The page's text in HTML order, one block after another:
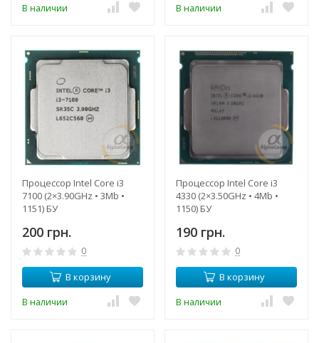
В наличии В наличии
Процессор Intel Core i3
7100 (2×3.90GHz • 3Mb •
1151) БУ
200 грн.
0
В корзину
В наличии
Процессор Intel Core i3
4330 (2×3.50GHz • 4Mb •
1150) БУ
190 грн.
0
В корзину
В наличии